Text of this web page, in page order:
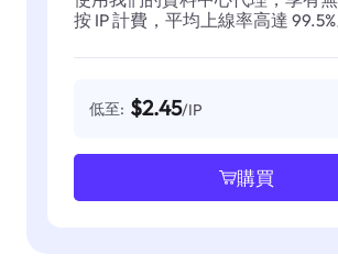
按 IP 計費，平均上線率高達 99.5%
低至: $2.45/IP
購買